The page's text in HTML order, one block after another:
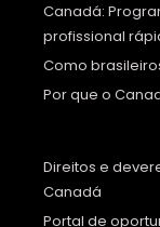
Canadá:
profissional
Como
Por que o
Direitos e
Canadá
Portal de